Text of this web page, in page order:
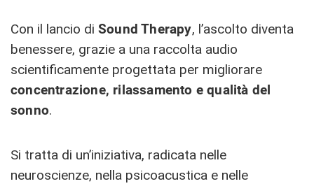
Con il lancio di Sound Therapy, l’ascolto diventa
benessere, grazie a una raccolta audio
scientificamente progettata per migliorare
concentrazione, rilassamento e qualità del
sonno.
Si tratta di un’iniziativa, radicata nelle
neuroscienze, nella psicoacustica e nelle